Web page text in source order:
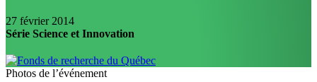
27 février 2014
Série Science et Innovation
Photos de l’événement